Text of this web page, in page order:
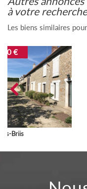
à votre recherche
Les biens similaires
270